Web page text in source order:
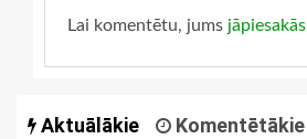
Lai komentētu, jums jāpiesakās
Aktuālākie Komentētākie